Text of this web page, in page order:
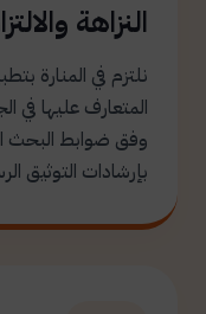
النزاهة
نلتزم في المنارة
المتعارف عليها في
وفق ضوابط البحث
بإرشادات التوثيق